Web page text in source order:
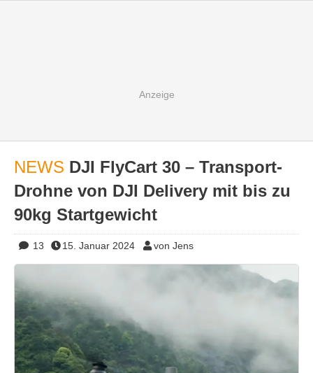
NEWS DJI FlyCart 30 – Transport-
Drohne von DJI Delivery mit bis zu
90kg Startgewicht
13 15. Januar 2024 von Jens